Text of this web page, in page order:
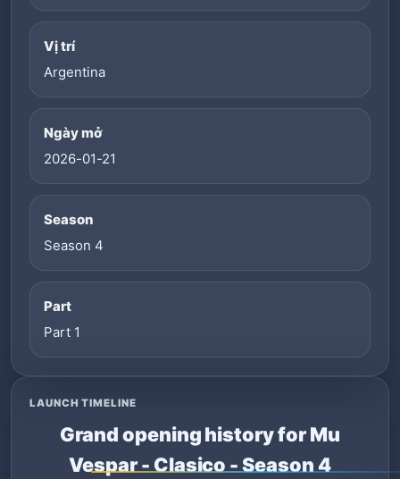
Vị trí
Argentina
Ngày mở
2026-01-21
Season
Season 4
Part
Part 1
LAUNCH TIMELINE
Grand opening history for Mu
Vespar - Clasico - Season 4